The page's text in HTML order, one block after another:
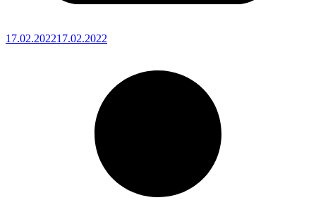
17.02.202217.02.2022